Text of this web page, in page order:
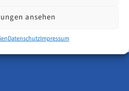
ansehen
DatenschutzImpressum